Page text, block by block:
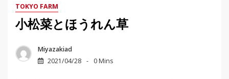
TOKYO FARM
小松菜とほうれん草
Miyazakiad
2021/04/28
0 Mins